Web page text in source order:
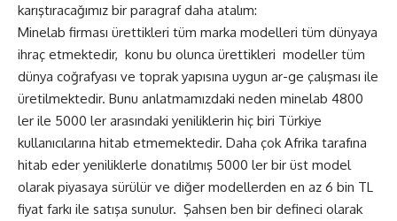
karıştıracağımız bir paragraf daha atalım:
Minelab firması ürettikleri tüm marka modelleri tüm dünyaya
ihraç etmektedir, konu bu olunca ürettikleri modeller tüm
dünya coğrafyası ve toprak yapısına uygun ar-ge çalışması ile
üretilmektedir. Bunu anlatmamızdaki neden minelab 4800
ler ile 5000 ler arasındaki yeniliklerin hiç biri Türkiye
kullanıcılarına hitab etmemektedir. Daha çok Afrika tarafına
hitab eder yeniliklerle donatılmış 5000 ler bir üst model
olarak piyasaya sürülür ve diğer modellerden en az 6 bin TL
fiyat farkı ile satışa sunulur. Şahsen ben bir defineci olarak